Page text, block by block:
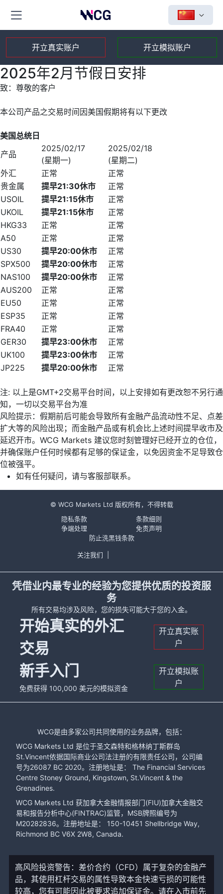
开立真实账户 开立模拟账户
2025年2月节假日安排
致：尊敬的客户
本公司产品之交易时间因美国假期将有以下更改
美国总统日
产品
2025/02/17
(星期一)
2025/02/18
(星期二)
外汇
正常
正常
贵金属
提早21:30休市
正常
USOIL
提早21:15休市
正常
UKOIL
提早21:15休市
正常
HKG33
正常
正常
A50
正常
正常
US30
提早20:00休市
正常
SPX500
提早20:00休市
正常
NAS100
提早20:00休市
正常
AUS200
正常
正常
EU50
正常
正常
ESP35
正常
正常
FRA40
正常
正常
GER30
提早23:00休市
正常
UK100
提早23:00休市
正常
JP225
提早20:00休市 正常
注: 以上是GMT+2交易平台时间，以上安排如有更改恕不另行通
知，一切以交易平台为准
风险提示：假期前后可能会导致所有金融产品流动性不足、点差
扩大等的风险出现；而金融产品或有机会比上述时间提早收市及
延迟开市。WCG Markets 建议您时刻管理好已经开立的仓位，
并确保账户任何时候都有足够的保证金，以免因资金不足导致仓
位被强平。
如有任何疑问，请与客服部联系。
© WCG Markets Ltd 版权所有，不得转载
隐私条款
条款细则
争端处理
免责声明
防止洗黑钱条款
关注我们
凭借业内最专业的经验为您提供优质的投资服
务
所有交易均涉及风险，您的损失可能大于您的入金。
开始真实的外汇
交易
开立真实账
户
新手入门
免费获得 100,000 美元的模拟资金
开立模拟账
户
WCG是由多家公司共同使用的业务品牌，包括：
WCG Markets Ltd 是位于圣文森特和格林纳丁斯群岛
St.Vincent依据国际商业公司法注册的有限责任公司，公司编
号为26087 BC 2020。注册地址是： The Financial Services
Centre Stoney Ground, Kingstown, St.Vincent & the
Grenadines.
WCG Markets Ltd 获加拿大金融情报部门(FIU)加拿大金融交
易和报告分析中心(FINTRAC)监管，MSB牌照编号为
M20282836。注册地址是： 150-10451 Shellbridge Way,
Richmond BC V6X 2W8, Canada.
高风险投资警告：差价合约（CFD）属于复杂的金融产
品，其使用杠杆交易的属性导致本金快速亏损的可能性
较高，您有可能因此被要求追加保证金。请在入市前先